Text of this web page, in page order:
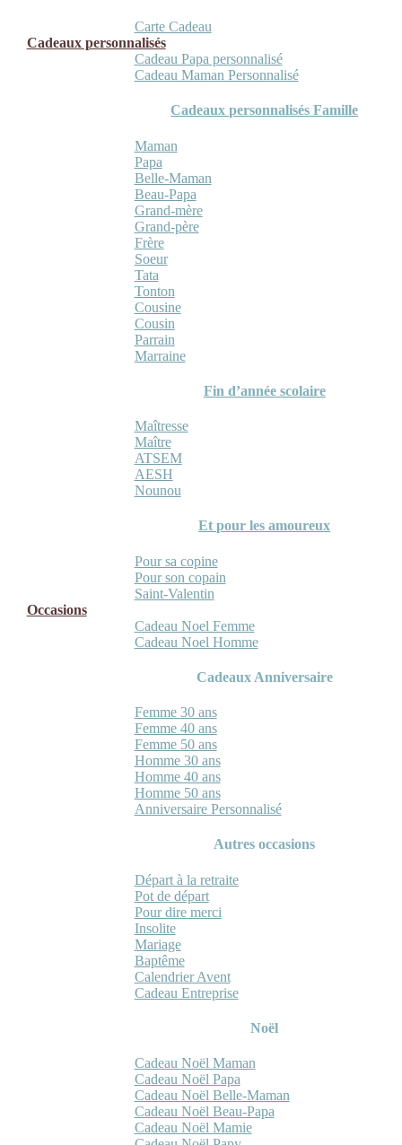
Carte Cadeau
Cadeaux personnalisés
Cadeau Papa personnalisé
Cadeau Maman Personnalisé
Cadeaux personnalisés Famille
Maman
Papa
Belle-Maman
Beau-Papa
Grand-mère
Grand-père
Frère
Soeur
Tata
Tonton
Cousine
Cousin
Parrain
Marraine
Fin d’année scolaire
Maîtresse
Maître
ATSEM
AESH
Nounou
Et pour les amoureux
Pour sa copine
Pour son copain
Saint-Valentin
Occasions
Cadeau Noel Femme
Cadeau Noel Homme
Cadeaux Anniversaire
Femme 30 ans
Femme 40 ans
Femme 50 ans
Homme 30 ans
Homme 40 ans
Homme 50 ans
Anniversaire Personnalisé
Autres occasions
Départ à la retraite
Pot de départ
Pour dire merci
Insolite
Mariage
Baptême
Calendrier Avent
Cadeau Entreprise
Noël
Cadeau Noël Maman
Cadeau Noël Papa
Cadeau Noël Belle-Maman
Cadeau Noël Beau-Papa
Cadeau Noël Mamie